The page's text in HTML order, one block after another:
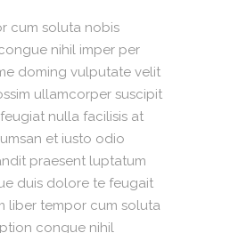
cum soluta nobis
nihil imper per
doming vulputate velit
ullamcorper suscipit
nulla facilisis at
et iusto odio
praesent luptatum
duis dolore te feugait
liber tempor cum soluta
congue nihil